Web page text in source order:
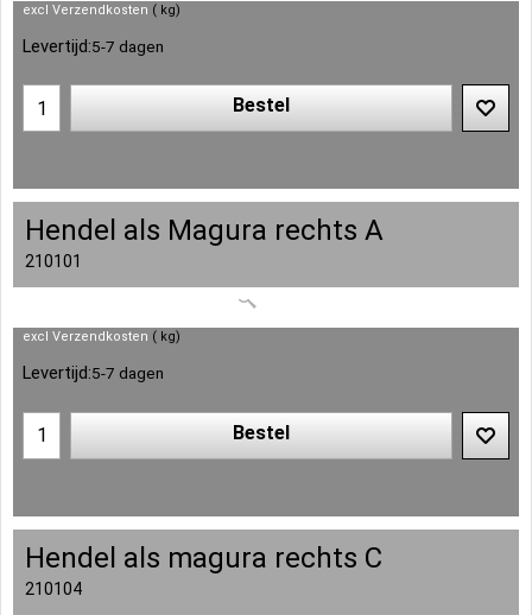
excl Verzendkosten kg
Levertijd:5-7 dagen
Bestel
Hendel als Magura rechts A
210101
excl Verzendkosten kg
Levertijd:5-7 dagen
Bestel
Hendel als magura rechts C
210104